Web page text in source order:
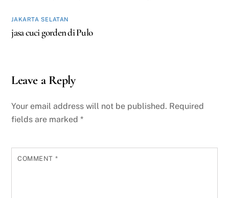
JAKARTA SELATAN
jasa cuci gorden di Pulo
Leave a Reply
Your email address will not be published. Required
fields are marked*
COMMENT *